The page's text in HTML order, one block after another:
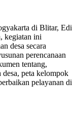
di Blitar, Edi
kegiatan ini
desa secara
perencanaan
tentang,
desa, peta kelompok
pelayanan di